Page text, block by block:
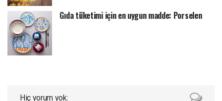
Gıda tüketimi için en uygun madde: Porselen
Hiç yorum yok: